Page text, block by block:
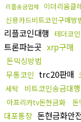
리플송금업체 이더리움클
신용카드비트코인구매방
리플코인대행 테더코
트론파는곳 xrp구매
돈믹싱방법
무통코인 trc20판매
세탁 비트코인송금대행
아프리카tv돈현금화 돈
대포통장 돈현금화안